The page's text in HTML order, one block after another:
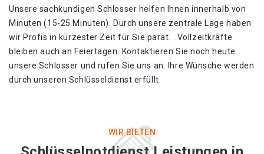
Unsere sachkundigen Schlosser helfen Ihnen innerhalb von
Minuten (15-25 Minuten). Durch unsere zentrale Lage haben
wir Profis in kürzester Zeit für Sie parat. . Vollzeitkräfte
bleiben auch an Feiertagen. Kontaktieren Sie noch heute
unsere Schlosser und rufen Sie uns an. Ihre Wünsche werden
durch unseren Schlüsseldienst erfüllt.
WIR BIETEN